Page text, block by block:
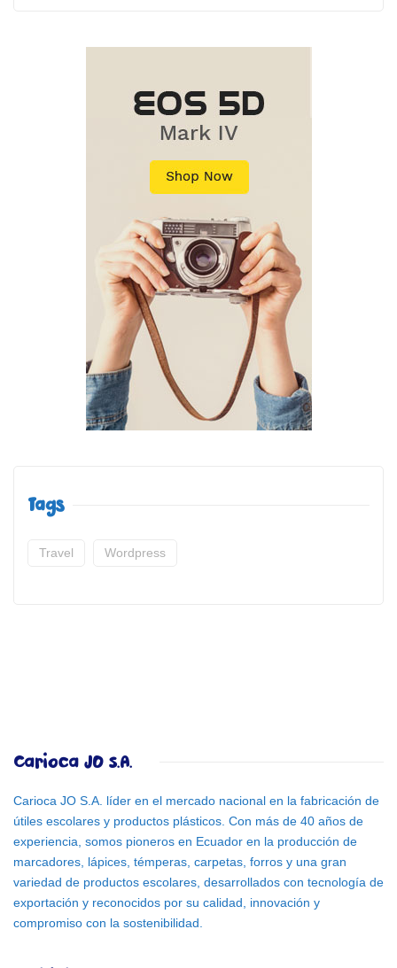
Tags
Travel Wordpress
Carioca JO S.A.
Carioca JO S.A. líder en el mercado nacional en la fabricación de
útiles escolares y productos plásticos. Con más de 40 años de
experiencia, somos pioneros en Ecuador en la producción de
marcadores, lápices, témperas, carpetas, forros y una gran
variedad de productos escolares, desarrollados con tecnología de
exportación y reconocidos por su calidad, innovación y
compromiso con la sostenibilidad.